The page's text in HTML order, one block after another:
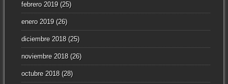
febrero 2019(25)
enero 2019(26)
diciembre 2018(25)
noviembre 2018(26)
octubre 2018(28)